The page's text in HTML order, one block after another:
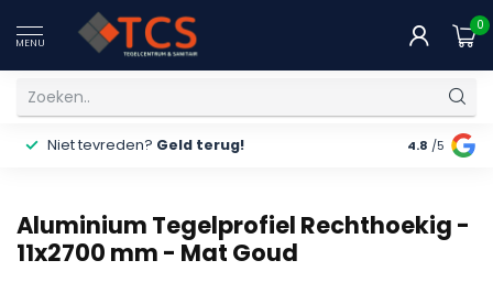
MENU
0
Niet tevreden? Geld terug! Gratis
4.8 /5
Aluminium Tegelprofiel Rechthoekig -
11x2700 mm - Mat Goud